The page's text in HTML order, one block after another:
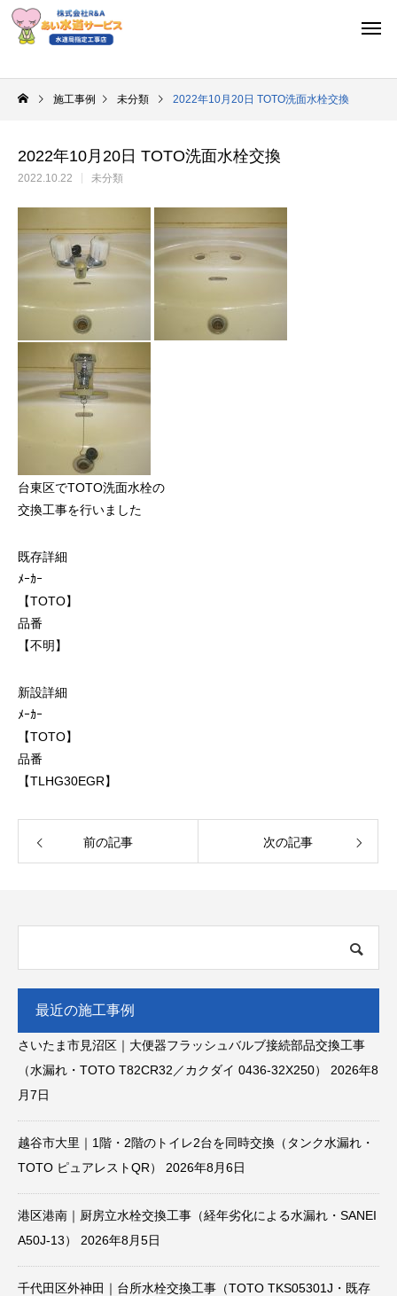
施工事例 未分類 2022年10月20日 TOTO洗面水栓交換
2022年10月20日 TOTO洗面水栓交換
2022.10.22 未分類
台東区でTOTO洗面水栓の
交換工事を行いました
既存詳細
ﾒｰｶｰ
【TOTO】
品番
【不明】
新設詳細
ﾒｰｶｰ
【TOTO】
品番
【TLHG30EGR】
前の記事 次の記事
最近の施工事例
さいたま市見沼区｜大便器フラッシュバルブ接続部品交換工事
（水漏れ・TOTO T82CR32／カクダイ 0436-32X250）
2026年8
月7日
越谷市大里｜1階・2階のトイレ2台を同時交換（タンク水漏れ・
TOTO ピュアレストQR）
2026年8月6日
港区港南｜厨房立水栓交換工事（経年劣化による水漏れ・SANEI
A50J-13）
2026年8月5日
千代田区外神田｜台所水栓交換工事（TOTO TKS05301J・既存